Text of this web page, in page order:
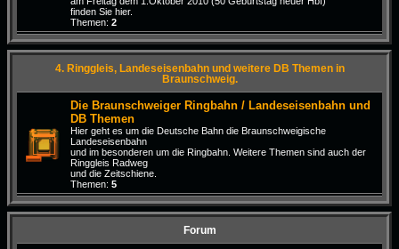
finden Sie hier.
Themen: 2
4. Ringgleis, Landeseisenbahn und weitere DB Themen in
Braunschweig.
Die Braunschweiger Ringbahn / Landeseisenbahn und
DB Themen
Hier geht es um die Deutsche Bahn die Braunschweigische
Landeseisenbahn
und im besonderen um die Ringbahn. Weitere Themen sind auch der
Ringgleis Radweg
und die Zeitschiene.
Themen: 5
Forum